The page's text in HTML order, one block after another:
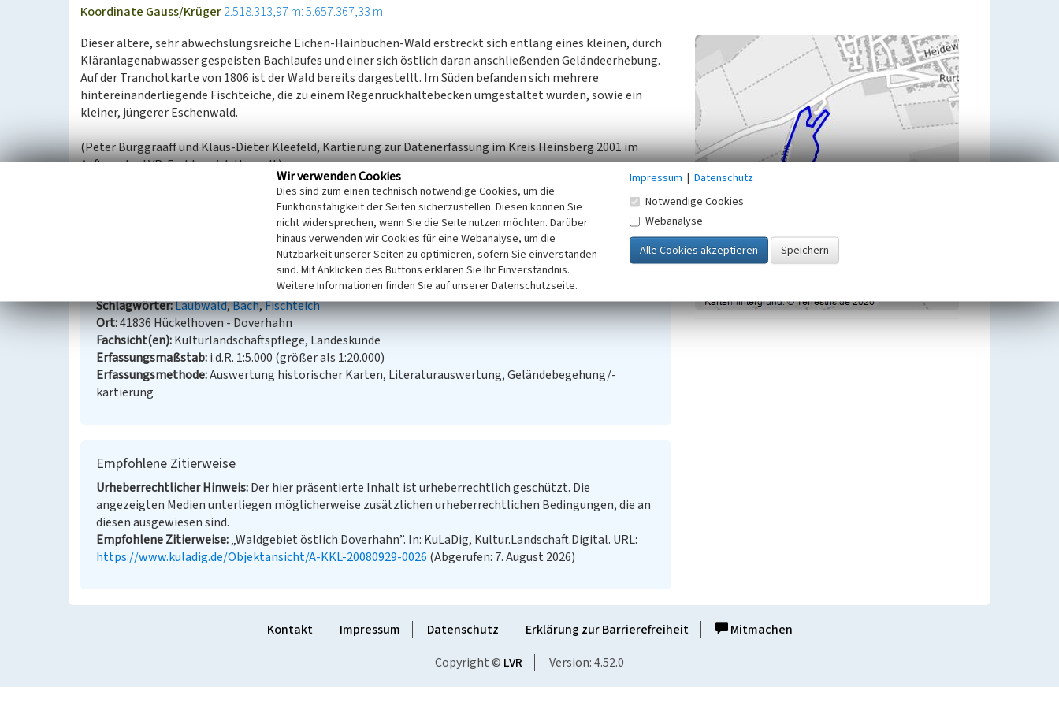
Koordinate Gauss/Krüger2.518.313,97 m: 5.657.367,33 m
Dieser ältere, sehr abwechslungsreiche Eichen-Hainbuchen-Wald erstreckt sich entlang eines kleinen, durch
Kläranlagenabwasser gespeisten Bachlaufes und einer sich östlich daran anschließenden Geländeerhebung.
Auf der Tranchotkarte von 1806 ist der Wald bereits dargestellt. Im Süden befanden sich mehrere
hintereinanderliegende Fischteiche, die zu einem Regenrückhaltebecken umgestaltet wurden, sowie ein
kleiner, jüngerer Eschenwald.
(Peter Burggraaff und Klaus-Dieter Kleefeld, Kartierung zur Datenerfassung im Kreis Heinsberg 2001 im
Auftrag des LVR-Fachbereich Umwelt)
Kartenaufnahme der Rheinlande 1:25.000; Tranchot/von Müffling, 1801-1828, Blatt 57 Erkelenz
Preußische Kartenaufnahme 1:25.000, Neuaufnahme 1891-1912, Blatt 4903 Erkelenz
Schlagwörter Laubwald Bach Fischteich
Ort 41836 Hückelhoven - Doverhahn
Fachsicht(en) Kulturlandschaftspflege, Landeskunde
Erfassungsmaßstab i.d.R. 1:5.000 (größer als 1:20.000)
Erfassungsmethode Auswertung historischer Karten, Literaturauswertung, Geländebegehung/-
kartierung
Empfohlene Zitierweise
Urheberrechtlicher Hinweis Der hier präsentierte Inhalt ist urheberrechtlich geschützt. Die
angezeigten Medien unterliegen möglicherweise zusätzlichen urheberrechtlichen Bedingungen, die an
diesen ausgewiesen sind.
Empfohlene Zitierweise „Waldgebiet östlich Doverhahn”. In: KuLaDig, Kultur.Landschaft.Digital. URL:
https://www.kuladig.de/Objektansicht/A-KKL-20080929-0026 (Abgerufen: 7. August 2026)
Kontakt Impressum Datenschutz Erklärung zur Barrierefreiheit
Mitmachen
Copyright © LVR Version: 4.52.0
Wir verwenden Cookies
Dies sind zum einen technisch notwendige Cookies, um die
Funktionsfähigkeit der Seiten sicherzustellen. Diesen können Sie
nicht widersprechen, wenn Sie die Seite nutzen möchten. Darüber
hinaus verwenden wir Cookies für eine Webanalyse, um die
Nutzbarkeit unserer Seiten zu optimieren, sofern Sie einverstanden
sind. Mit Anklicken des Buttons erklären Sie Ihr Einverständnis.
Weitere Informationen finden Sie auf unserer Datenschutzseite.
Impressum | Datenschutz
Notwendige Cookies
Webanalyse